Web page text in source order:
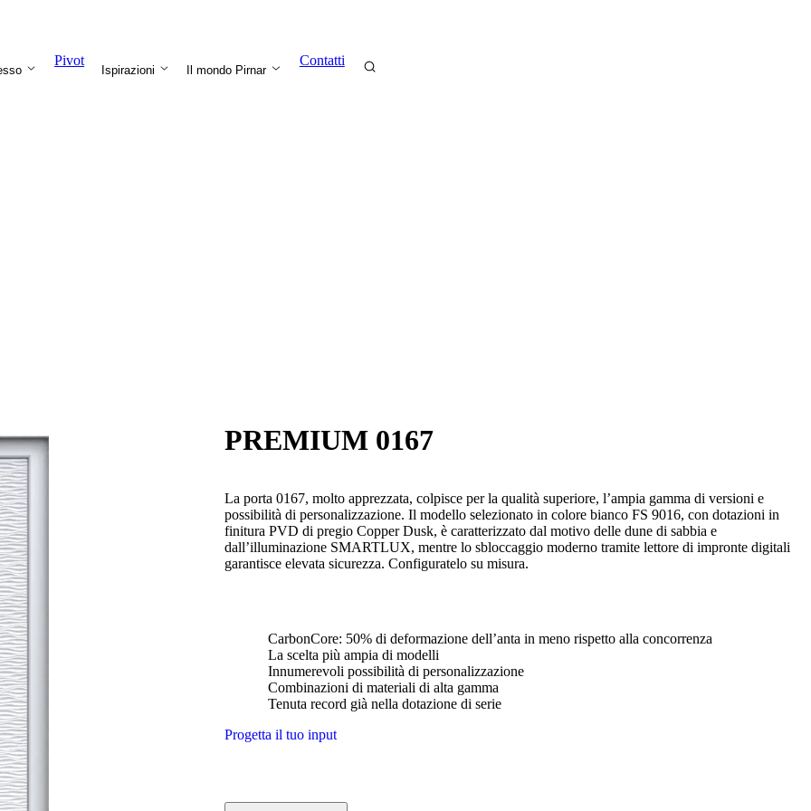
Pivot
Ispirazioni Il mondo Pirnar
Contatti
PREMIUM 0167
La porta 0167, molto apprezzata, colpisce per la qualità superiore, l’ampia gamma di versioni e
possibilità di personalizzazione. Il modello selezionato in colore bianco FS 9016, con dotazioni in
finitura PVD di pregio Copper Dusk, è caratterizzato dal motivo delle dune di sabbia e
dall’illuminazione SMARTLUX, mentre lo sbloccaggio moderno tramite lettore di impronte digitali
garantisce elevata sicurezza. Configuratelo su misura.
CarbonCore: 50% di deformazione dell’anta in meno rispetto alla concorrenza
La scelta più ampia di modelli
Innumerevoli possibilità di personalizzazione
Combinazioni di materiali di alta gamma
Tenuta record già nella dotazione di serie
Progetta il tuo input